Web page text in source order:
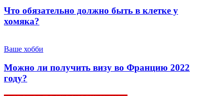
Что обязательно должно быть в клетке у
хомяка?
Ваше хобби
Можно ли получить визу во Францию 2022
году?